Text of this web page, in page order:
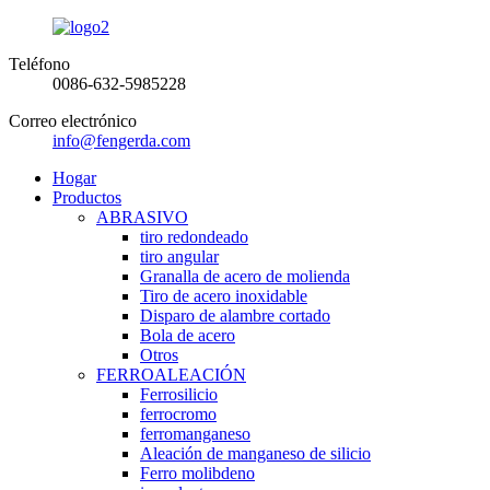
Teléfono
0086-632-5985228
Correo electrónico
info@fengerda.com
Hogar
Productos
ABRASIVO
tiro redondeado
tiro angular
Granalla de acero de molienda
Tiro de acero inoxidable
Disparo de alambre cortado
Bola de acero
Otros
FERROALEACIÓN
Ferrosilicio
ferrocromo
ferromanganeso
Aleación de manganeso de silicio
Ferro molibdeno